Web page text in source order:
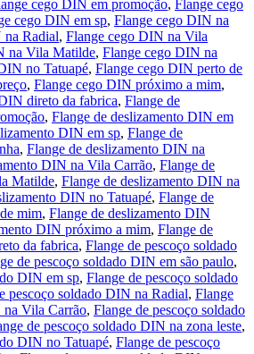
cego DIN em promoção, Flange cego
cego DIN em sp, Flange cego DIN na
na Radial, Flange cego DIN na Vila
na Vila Matilde, Flange cego DIN na
no Tatuapé, Flange cego DIN perto de
, Flange cego DIN próximo a mim,
direto da fabrica, Flange de
, Flange de deslizamento DIN em
DIN em sp, Flange de
, Flange de deslizamento DIN na
DIN na Vila Carrão, Flange de
Matilde, Flange de deslizamento DIN na
DIN no Tatuapé, Flange de
mim, Flange de deslizamento DIN
DIN próximo a mim, Flange de
da fabrica, Flange de pescoço soldado
de pescoço soldado DIN em são paulo,
DIN em sp, Flange de pescoço soldado
pescoço soldado DIN na Radial, Flange
na Vila Carrão, Flange de pescoço soldado
de pescoço soldado DIN na zona leste,
DIN no Tatuapé, Flange de pescoço